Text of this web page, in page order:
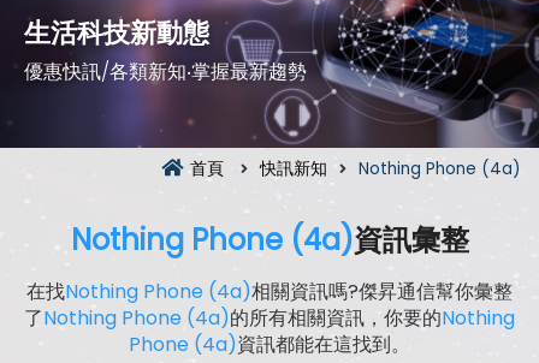
生活科技新動態
優惠快訊/各類新知‧掌握最新趨勢
首頁 快訊新知 Nothing Phone (4a)
Nothing Phone (4a)資訊彙整
在找Nothing Phone (4a)相關資訊嗎?傑昇通信幫你彙整
了Nothing Phone (4a)的所有相關資訊，你要的Nothing
Phone (4a)資訊都能在這找到。